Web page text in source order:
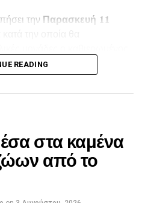
την Παρασκευή 11
μαθημάτων.
όσο και στα Γυμνάσια και τα
ημερομηνία συμπίπτει με
στην επόμενη εργάσιμη
Σεπτεμβρίου είναι
να ανοίξουν
READING
στα καμένα
από το